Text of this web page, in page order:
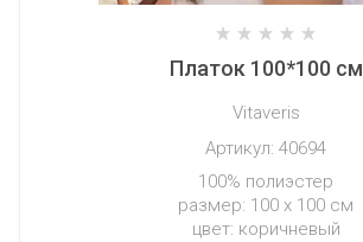
Платок 100*100 см
Vitaveris
Артикул: 40694
100% полиэстер
размер: 100 х 100 см
цвет: коричневый